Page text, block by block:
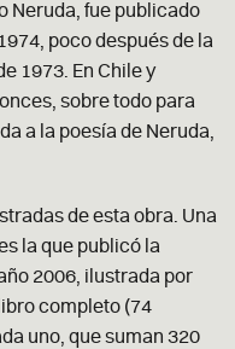
Neruda, fue publicado
poco después de la
1973. En Chile y
sobre todo para
a la poesía de Neruda,
de esta obra. Una
la que publicó la
2006, ilustrada por
completo (74
uno, que suman 320